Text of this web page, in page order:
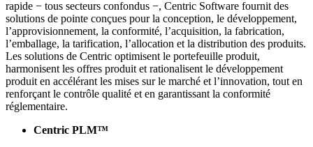
rapide − tous secteurs confondus −, Centric Software fournit des
solutions de pointe conçues pour la conception, le développement,
l’approvisionnement, la conformité, l’acquisition, la fabrication,
l’emballage, la tarification, l’allocation et la distribution des produits.
Les solutions de Centric optimisent le portefeuille produit,
harmonisent les offres produit et rationalisent le développement
produit en accélérant les mises sur le marché et l’innovation, tout en
renforçant le contrôle qualité et en garantissant la conformité
réglementaire.
Centric PLM™